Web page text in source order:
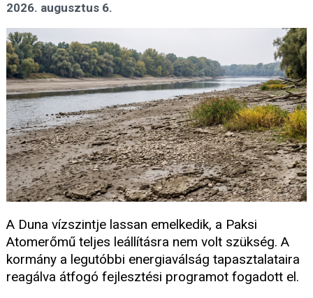
2026. augusztus 6.
A Duna vízszintje lassan emelkedik, a Paksi
Atomerőmű teljes leállításra nem volt szükség. A
kormány a legutóbbi energiaválság tapasztalataira
reagálva átfogó fejlesztési programot fogadott el.